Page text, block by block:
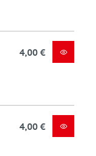
4,00 €
4,00 €